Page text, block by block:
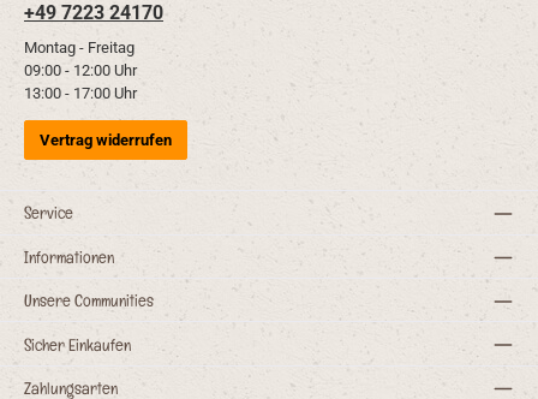
Sicher Einkaufen
Service
Informationen
+49 7223 24170
Montag - Freitag
09:00 - 12:00 Uhr
13:00 - 17:00 Uhr
Vertrag widerrufen
Unsere Communities
Zahlungsarten